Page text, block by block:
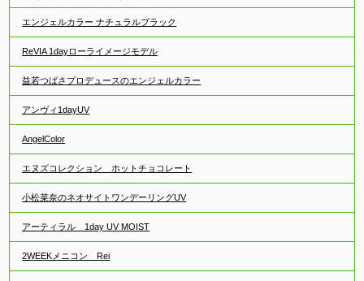
エンジェルカラー ナチュラルブラック
ReVIA 1dayローライメージモデル
益若つばさプロデュースのエンジェルカラー
アンヴィ1dayUV
AngelColor
エヌズコレクション ホットチョコレート
小松菜奈のネオサイトワンデーリングUV
アーティラル 1day UV MOIST
2WEEKメニコン Rei